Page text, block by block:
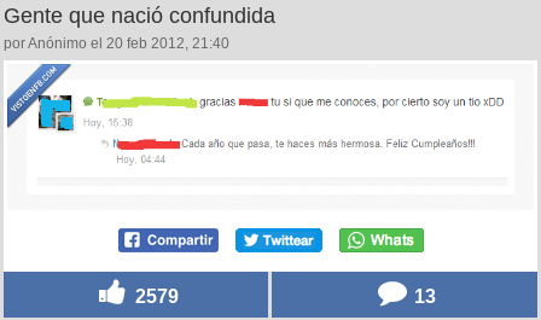
Gente que nació confundida
por Anónimo el 20 feb 2012, 21:40
2579 13